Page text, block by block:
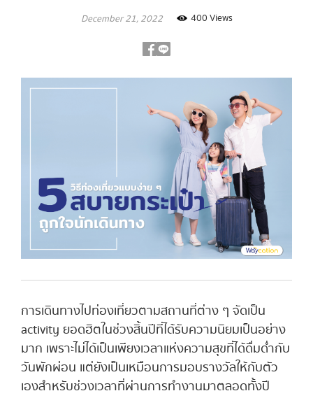
December 21, 2022 400 Views
การเดินทางไปท่องเที่ยวตามสถานที่ต่าง ๆ จัดเป็น
activity ยอดฮิตในช่วงสิ้นปีที่ได้รับความนิยมเป็นอย่าง
มาก เพราะไม่ได้เป็นเพียงเวลาแห่งความสุขที่ได้ดื่มด่ำกับ
วันพักผ่อน แต่ยังเป็นเหมือนการมอบรางวัลให้กับตัว
เองสำหรับช่วงเวลาที่ผ่านการทำงานมาตลอดทั้งปี